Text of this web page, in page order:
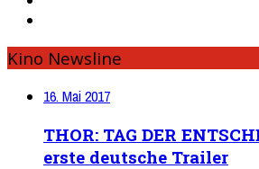
Kino Newsline
16. Mai 2017
THOR: TAG DER
erste deutsche Trailer